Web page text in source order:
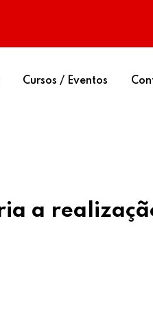
Cursos / Eventos
a